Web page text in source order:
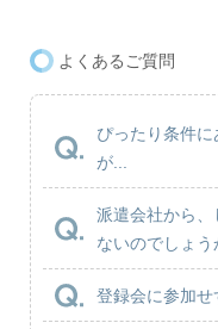
よくあるご質問
ぴったり条件
が...
派遣会社から、
ないのでしょう
登録会に参加せ